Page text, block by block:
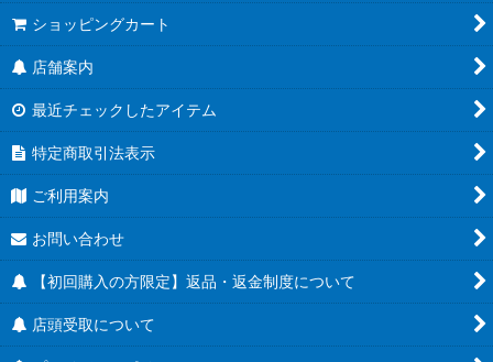
ショッピングカート
店舗案内
最近チェックしたアイテム
特定商取引法表示
ご利用案内
お問い合わせ
【初回購入の方限定】返品・返金制度について
店頭受取について